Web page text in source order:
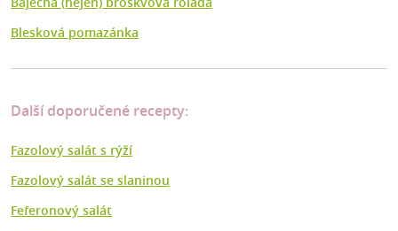
Blesková pomazánka
Další doporučené recepty:
Fazolový salát s rýží
Fazolový salát se slaninou
Feferonový salát